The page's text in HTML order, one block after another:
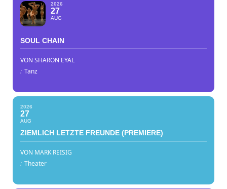
2026
27
AUG
SOUL CHAIN
VON SHARON EYAL
: Tanz
2026
27
AUG
ZIEMLICH LETZTE FREUNDE (PREMIERE)
VON MARK REISIG
: Theater